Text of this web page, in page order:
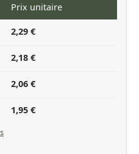
Prix unitaire
2,29 €
2,18 €
2,06 €
1,95 €